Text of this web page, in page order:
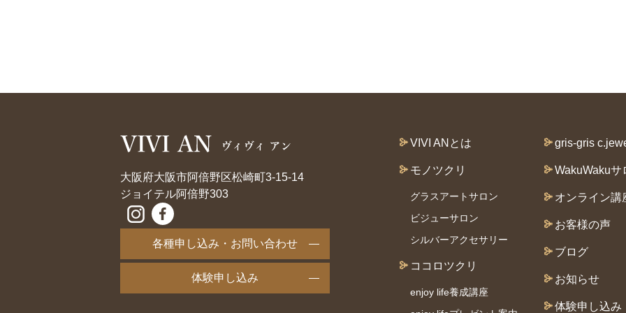
大阪府大阪市阿倍野区松崎町3-15-14
ジョイテル阿倍野303
各種申し込み・お問い合わせ
体験申し込み
VIVI ANとは
モノツクリ
グラスアートサロン
ビジューサロン
シルバーアクセサリー
ココロツクリ
enjoy life養成講座
gris-gris
WakuWakuサ
オンライン講
お客様の声
ブログ
お知らせ
体験申し込み